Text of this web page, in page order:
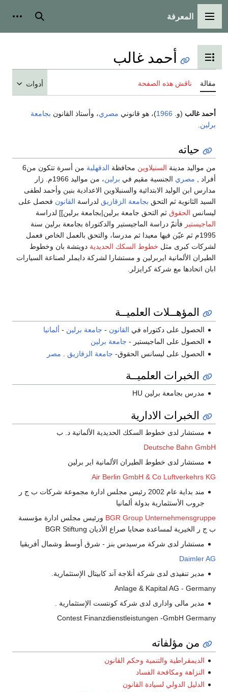
القائمة الرئيسية
المعرفة بحث
تبديل عرض جدول المحتويات
أحمد غالب
مقالة ناقش هذه الصفحة أدوات
أحمد غالب (و. 1966)، هو قانوني مصري، وأستاذ القانون بجامعة
برلين
حياته
من مواليد مدينة السنيلاوين محافظة الدقهلية
من أسرة تتكون من6
أفراد , مصري الجنسية مقيم في برلين
، من مواليد 1966م. زار
مدارس ابن الوليد الابتدائية والسنبلاوين الاعدادية بنين وأحمد لطفى
السيد الثانوية ثم التحق بجامعة الزقازيق لدراسة القانون فحصل على
ليسانس الحقوق ثم التحق جامعة برلين|بجامعة برلين]] لدراسة
الماجيستير فأتمّ دراسة الماجيستير والدكتوراة بجامعة برلين سنة
1995م ثم عيّن فيها معيدا ثم مدرسا، والتحق بالعمل الخاص فعمل
لشركات كبرى مثل خطوط السكك الحديدية دويتشة بان وخطوط
الطيران الألمانية ايربرلين و مستشارا لشركة دايملر لصناعة السيارات
ابان اتحادها مع شركة كرايزلر.
المؤهــلات العلميــة
الحصول على دكتوراه في القانون - جامعة برلين - ألمانيا
الحصول على الماجيستير - جامعة برلين
الحصول على ليسانس الحقوق- جامعة الزقازيق مصر
الخبرات العلميــة
مدرس بجامعة برلين HU
الخبرات الادارية
مستشار لدى خطوط السكك الحديدية الألمانية د. ب
Deutsche Bahn GmbH
مستشار لدى خطوط الطيران الألمانية اير برلين
Air Berlin GmbH & Co Luftverkehrs KG
مند بداية عام 2002 رئيس مجلس ادارة مجموعة شركات ب ج ر
جروب الأستثمارية بدولة ألمانيا
BGR Group Unternehmensgruppe ورئيس مجلس ادارة مؤسسة
ب ج ر الخيرية لمساعدة ضحايا صراع الأديان BGR Stiftung
مستشار لدى شركة مرسيدس بنز - شرق أوسط وشمال أفريقيا
Daimler AG
مدير تنفيذى لدى شركة أنلاجة آند كابيتال الإستثمارية.
Anlage & Kapital AG - Germany
مدير مالى وادارى لدى شركة كونتست الإستثمارية .
Contest Finanzdienstleistungen -GmbH Germany
من مؤلفاته
الديمقراطية والتنمية وحكم القانون
النزاهة ومكافحة الفساد
الدليل الدولي لسيادة القانون